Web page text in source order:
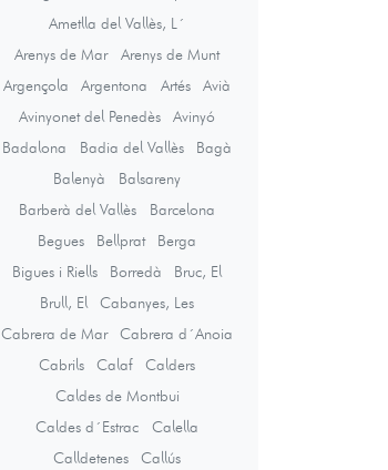
Ametlla del Vallès, L´
Arenys de Mar
Arenys de Munt
Argençola
Argentona Artés
Avià
Avinyonet del Penedès
Avinyó
Badalona
Badia del Vallès
Bagà
Balenyà
Balsareny
Barberà del Vallès
Barcelona
Begues
Bellprat
Berga
Bigues i Riells
Borredà
Bruc, El
Brull, El
Cabanyes, Les
Cabrera de Mar
Cabrera d´Anoia
Cabrils
Calaf
Calders
Caldes de Montbui
Caldes d´Estrac
Calella
Calldetenes
Callús